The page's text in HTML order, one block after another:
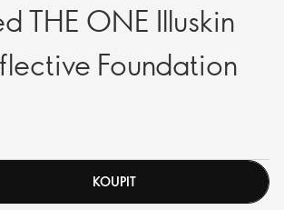
THE ONE Illuskin
Foundation
KOUPIT